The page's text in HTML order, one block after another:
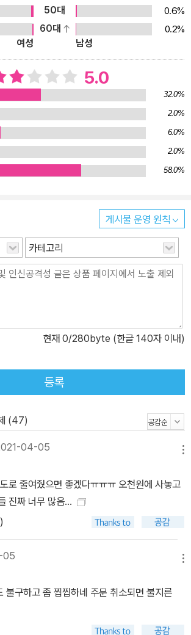
50대
0.6%
60대
0.2%
여성
남성
5.0
32.0%
2.0%
6.0%
2.0%
58.0%
게시물 운영 원칙
카테고리
현재 0/280byte (한글 140자 이내)
등록
(47)
04-05
로 줄여줬으면 좋겠다ㅠㅠㅠ 오천원에 사놓고
진짜 너무 많음...
05
불구하고 좀 찝찝하네 주문 취소되면 불지른